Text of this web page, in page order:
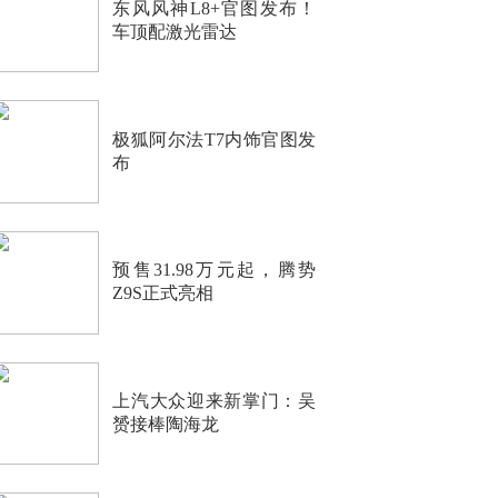
东风风神L8+官图发布！
车顶配激光雷达
极狐阿尔法T7内饰官图发
布
预售31.98万元起，腾势
Z9S正式亮相
上汽大众迎来新掌门：吴
赟接棒陶海龙